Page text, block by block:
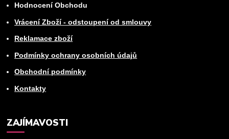
Hodnocení Obchodu
Vrácení Zboží - odstoupení od smlouvy
Reklamace zboží
Podmínky ochrany osobních údajů
Obchodní podmínky
Kontakty
ZAJÍMAVOSTI